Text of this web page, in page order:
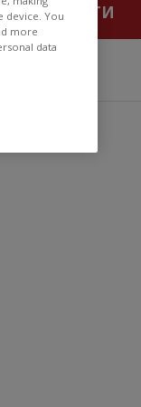
ПРОДАТИ
device. You
more
data